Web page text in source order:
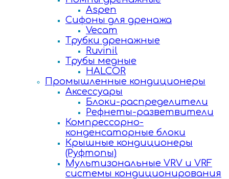
Aspen
Сифоны для дренажа
Vecam
Трубки дренажные
Ruvinil
Трубы медные
HALCOR
Промышленные кондиционеры
Аксессуары
Блоки-распределители
Рефнеты-разветвители
Компрессорно-
конденсаторные блоки
Крышные кондиционеры
(Руфтопы)
Мультизональные VRV и VRF
системы кондиционирования